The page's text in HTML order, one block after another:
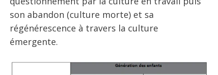
son abandon (culture morte) et sa
régénérescence à travers la culture
émergente.